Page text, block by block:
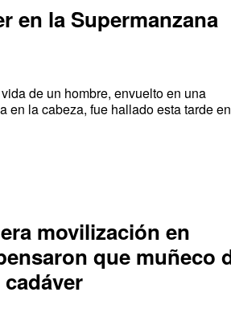
en la Supermanzana
de un hombre, envuelto en una
en la cabeza, fue hallado esta tarde en
movilización en
que muñeco